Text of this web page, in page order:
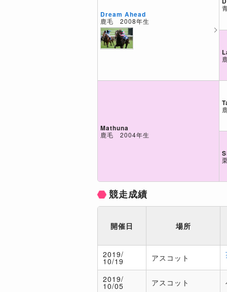
Dream Ahead
鹿毛 2008年生
Mathuna
鹿毛 2004年生
競走成績
開催日 場所
2019/
10/19 アスコット
2019/
10/05 アスコット